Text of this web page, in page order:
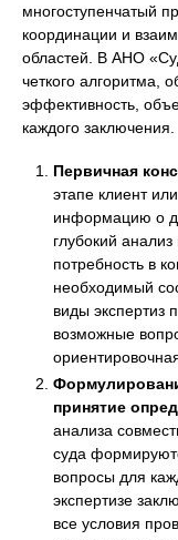
многоступенчатый
координации и
областей. В АНО
четкого алгоритма,
эффективность,
каждого заключения.
Первичная
этапе клиент
информацию о
глубокий
потребность в
необходимый
виды экспертиз
возможные
принятие
анализа
суда
вопросы для
экспертизе
все условия